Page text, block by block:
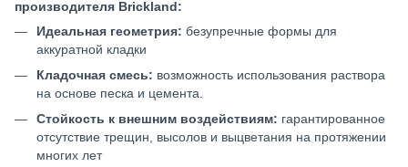
производителя Brickland:
Идеальная геометрия: безупречные формы для
аккуратной кладки
Кладочная смесь: возможность использования раствора
на основе песка и цемента.
Стойкость к внешним воздействиям: гарантированное
отсутствие трещин, высолов и выцветания на протяжении
многих лет